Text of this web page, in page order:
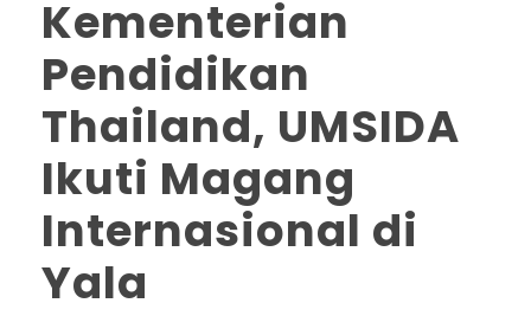
Kementerian
Pendidikan
Thailand, UMSIDA
Ikuti Magang
Internasional di
Yala